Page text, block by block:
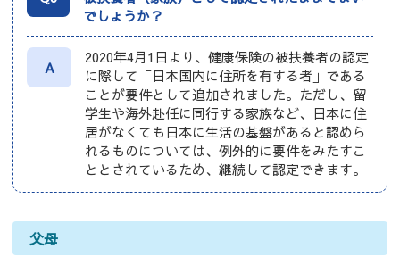
でしょうか？
A
2020年4月1日より、健康保険の被扶養者の認定
に際して「日本国内に住所を有する者」である
ことが要件として追加されました。ただし、留
学生や海外赴任に同行する家族など、日本に住
居がなくても日本に生活の基盤があると認めら
れるものについては、例外的に要件をみたすこ
ととされているため、継続して認定できます。
父母